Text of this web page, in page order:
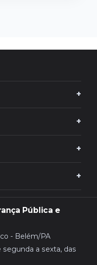
Pública e
- Belém/PA
a sexta, das